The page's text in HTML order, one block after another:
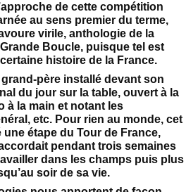
de cette compétition
au sens premier du terme,
virile, anthologie de la
Boucle, puisque tel est
histoire de la France.
père installé devant son
du jour sur la table, ouvert à la
à la main et notant les
etc. Pour rien au monde, cet
une étape du Tour de France,
pendant trois semaines
dans les champs puis plus
soir de sa vie.